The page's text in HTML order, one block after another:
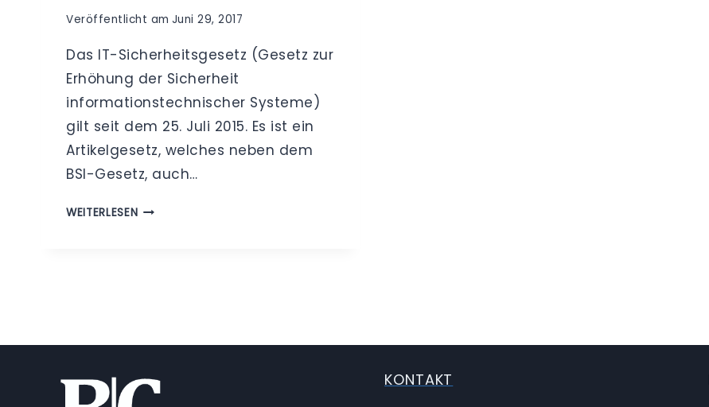
Veröffentlicht am Juni 29, 2017
Das IT-Sicherheitsgesetz (Gesetz zur
Erhöhung der Sicherheit
informationstechnischer Systeme)
gilt seit dem 25. Juli 2015. Es ist ein
Artikelgesetz, welches neben dem
BSI-Gesetz, auch…
WEITERLESENIT-
SICHERHEIT
INFORMATIONSTECHNISCHE
SYSTEME
KONTAKT